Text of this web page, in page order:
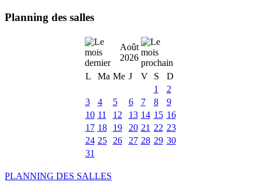
Planning des salles
Août
2026
L
Ma Me J V S
D
1
2
3
4 5 6 7 8
9
10 11 12 13 14 15 16
17 18 19 20 21 22 23
24 25 26 27 28 29 30
31
PLANNING DES SALLES